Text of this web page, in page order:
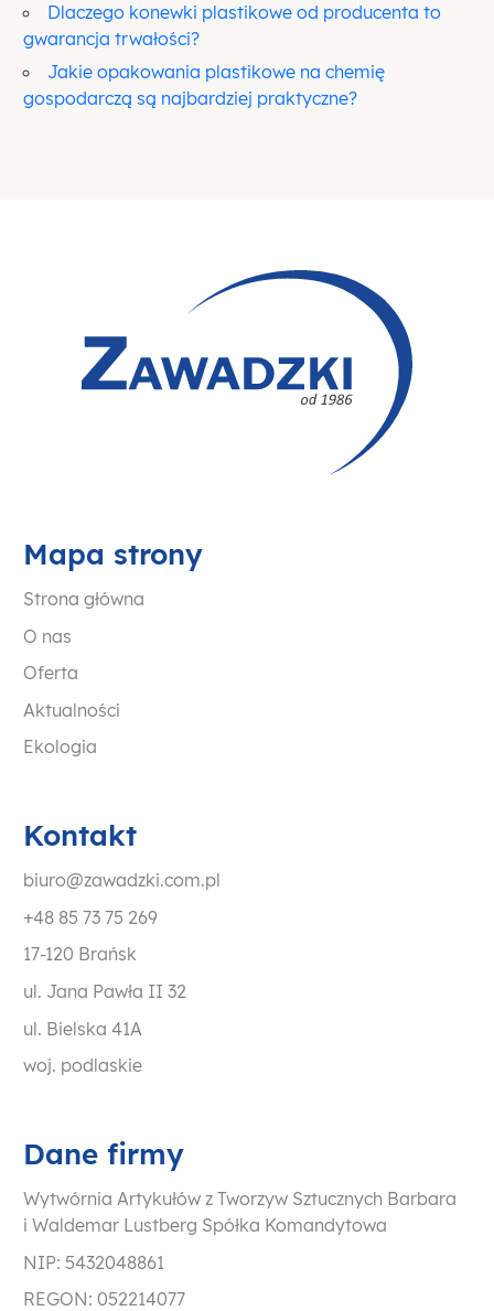
Dlaczego konewki plastikowe od producenta to
gwarancja trwałości?
Jakie opakowania plastikowe na chemię
gospodarczą są najbardziej praktyczne?
Mapa strony
Strona główna
O nas
Oferta
Aktualności
Ekologia
Kontakt
biuro@zawadzki.com.pl
+48 85 73 75 269
17-120 Brańsk
ul. Jana Pawła II 32
ul. Bielska 41A
woj. podlaskie
Dane firmy
Wytwórnia Artykułów z Tworzyw Sztucznych Barbara
i Waldemar Lustberg Spółka Komandytowa
NIP: 5432048861
REGON: 052214077